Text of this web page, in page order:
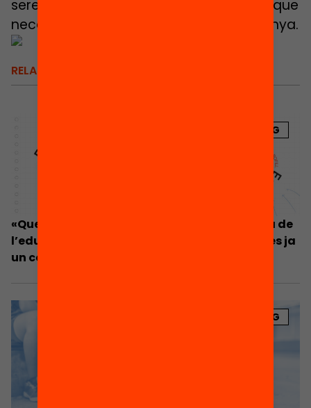
serem capaços de fer el salt endavant que
necessita el sistema educatiu a Catalunya.
RELACIONATS
BLOG
«Que hi ha una relació entre provisió privada de
l’educació, mercantilització i desigualtats és ja
un consens internacional»
BLOG